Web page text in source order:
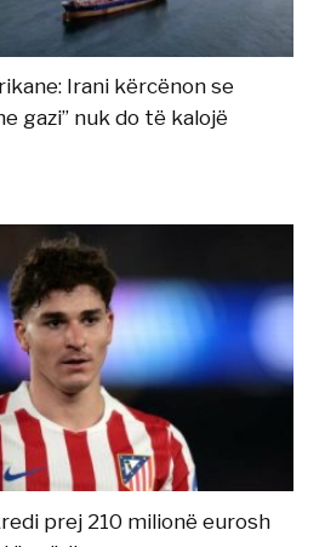
Irani kërcënon se
gazi” nuk do të kalojë
prej 210 milionë eurosh